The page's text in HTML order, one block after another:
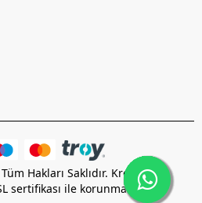
Hakları Saklıdır. Kredi kartı
sertifikası ile korunmaktadır.